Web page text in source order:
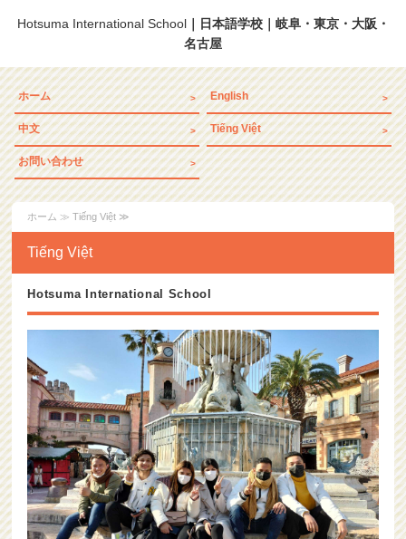
Hotsuma International School｜日本語学校｜岐阜・東京・大阪・
名古屋
ホーム English
中文 Tiếng Việt
お問い合わせ
ホーム ≫ Tiếng Việt ≫
Tiếng Việt
Hotsuma International School